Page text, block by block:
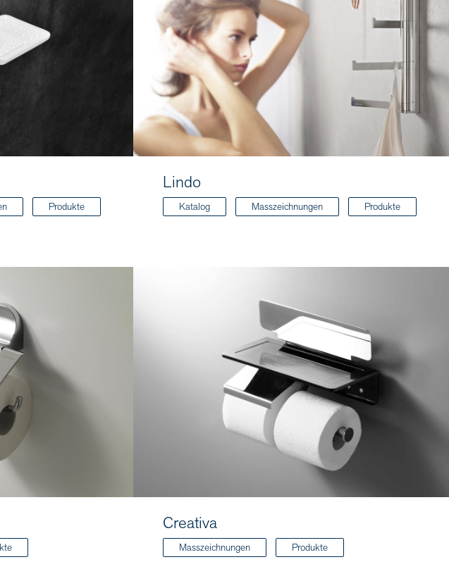
Produkte
Lindo
Katalog Masszeichnungen Produkte
Creativa
Masszeichnungen Produkte